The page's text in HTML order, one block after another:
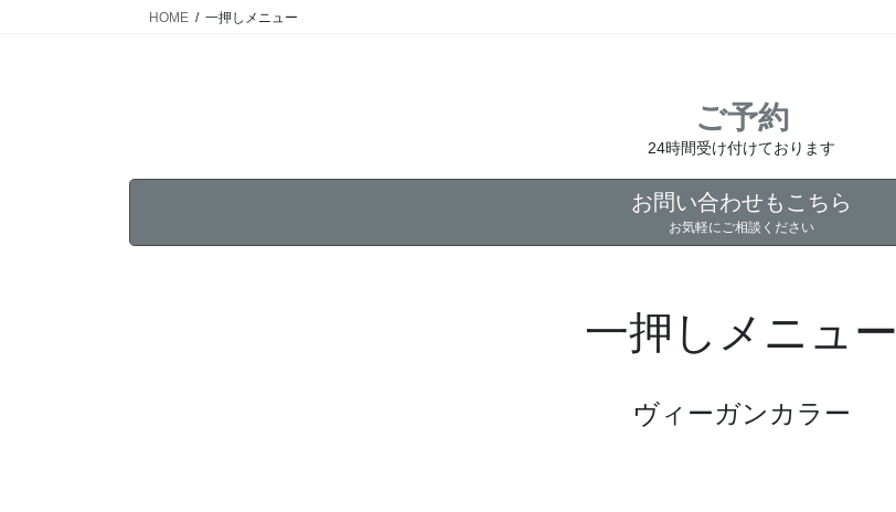
HOME 一押しメニュー
ご予約
24時間受け付けております
お問い合わせもこちら
お気軽にご相談ください
一押しメニュー
ヴィーガンカラー